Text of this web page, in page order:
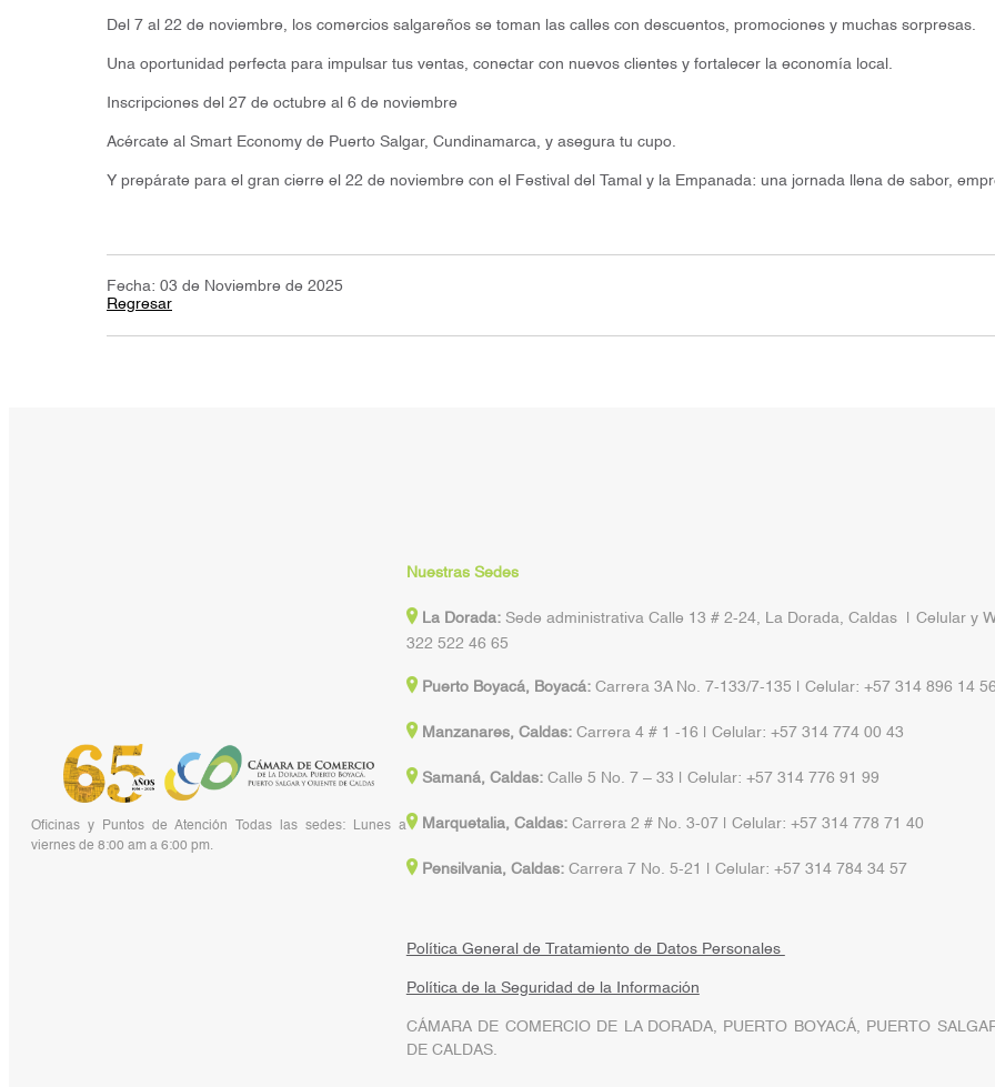
Del 7 al 22 de noviembre, los comercios salgareños se toman las calles con descuentos, promociones y muchas sorpresas.
Una oportunidad perfecta para impulsar tus ventas, conectar con nuevos clientes y fortalecer la economía local.
Inscripciones del 27 de octubre al 6 de noviembre
Acércate al Smart Economy de Puerto Salgar, Cundinamarca, y asegura tu cupo.
Y prepárate para el gran cierre el 22 de noviembre con el Festival del Tamal y la Empanada: una jornada llena de sabor,
Fecha: 03 de Noviembre de 2025
Regresar
Oficinas y Puntos de Atención Todas las sedes: Lunes a
viernes de 8:00 am a 6:00 pm.
Nuestras Sedes
La Dorada:Sede administrativa Calle 13 # 2-24, La Dorada, Caldas | Celular y
322 522 46 65
Puerto Boyacá, Boyacá:Carrera 3A No. 7-133/7-135 | Celular: +57 314 896 14
Manzanares, Caldas:Carrera 4 # 1 -16 | Celular: +57 314 774 00 43
Samaná, Caldas: Calle 5 No. 7 – 33 | Celular: +57 314 776 91 99
Marquetalia, Caldas:Carrera 2 # No. 3-07 | Celular: +57 314 778 71 40
Pensilvania, Caldas:Carrera 7 No. 5-21 | Celular: +57 314 784 34 57
Política General de Tratamiento de Datos Personales
Política de la Seguridad de la Información
CÁMARA DE COMERCIO DE LA DORADA, PUERTO BOYACÁ, PUERTO
DE CALDAS.